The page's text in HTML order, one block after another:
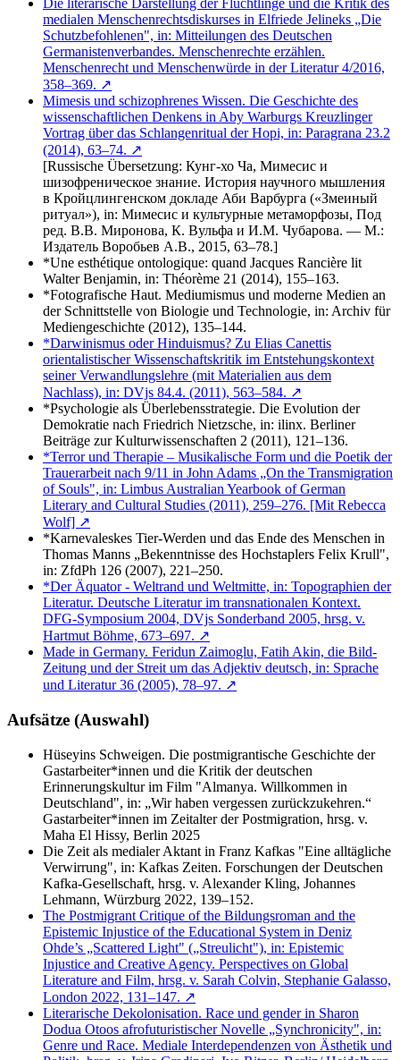
Die literarische Darstellung der Flüchtlinge und die Kritik des
medialen Menschenrechtsdiskurses in Elfriede Jelineks „Die
Schutzbefohlenen", in: Mitteilungen des Deutschen
Germanistenverbandes. Menschenrechte erzählen.
Menschenrecht und Menschenwürde in der Literatur 4/2016,
358–369. ↗
Mimesis und schizophrenes Wissen. Die Geschichte des
wissenschaftlichen Denkens in Aby Warburgs Kreuzlinger
Vortrag über das Schlangenritual der Hopi, in: Paragrana 23.2
(2014), 63–74. ↗
[Russische Übersetzung: Кунг-хо Ча, Мимесис и
шизофреническое знание. История научного мышления
в Кройцлингенском докладе Аби Варбурга («Змеиный
ритуал»), in: Мимесис и культурные метаморфозы, Под
ред. В.В. Миронова, К. Вульфа и И.М. Чубарова. — М.:
Издатель Воробьев А.В., 2015, 63–78.]
*Une esthétique ontologique: quand Jacques Rancière lit
Walter Benjamin, in: Théorème 21 (2014), 155–163.
*Fotografische Haut. Mediumismus und moderne Medien an
der Schnitt­stelle von Biologie und Technologie, in: Archiv für
Mediengeschichte (2012), 135–144.
*Darwinismus oder Hinduismus? Zu Elias Canettis
orientalistischer Wissen­schaftskritik im Entstehungskontext
seiner Verwandlungslehre (mit Materialien aus dem
Nachlass), in: DVjs 84.4. (2011), 563–584. ↗
*Psychologie als Überlebensstrategie. Die Evolution der
Demokratie nach Friedrich Nietzsche, in: ilinx. Berliner
Beiträge zur Kulturwissenschaften 2 (2011), 121–136.
*Terror und Therapie – Musikalische Form und die Poetik der
Trauerar­beit nach 9/11 in John Adams „On the Transmigration
of Souls", in: Limbus Australian Yearbook of German
Literary and Cultural Studies (2011), 259–276. [Mit Rebecca
Wolf] ↗
*Karnevaleskes Tier-Werden und das Ende des Menschen in
Thomas Manns „Bekenntnisse des Hochstaplers Felix Krull",
in: ZfdPh 126 (2007), 221–250.
*Der Äquator - Weltrand und Weltmitte, in: Topo­graphien der
Literatur. Deutsche Literatur im transnationalen Kon­text.
DFG-Symposium 2004, DVjs Sonderband 2005, hrsg. v.
Hartmut Böhme, 673–697. ↗
Made in Germany. Feridun Zaimoglu, Fatih Akin, die Bild-
Zeitung und der Streit um das Adjektiv deutsch, in: Sprache
und Literatur 36 (2005), 78–97. ↗
Aufsätze (Auswahl)
Hüseyins Schweigen. Die postmigrantische Geschichte der
Gastarbeiter*innen und die Kritik der deutschen
Erinnerungskultur im Film "Almanya. Willkommen in
Deutschland", in: „Wir haben vergessen zurückzukehren.“
Gastarbeiter*innen im Zeitalter der Postmigration, hrsg. v.
Maha El Hissy, Berlin 2025
Die Zeit als medialer Aktant in Franz Kafkas "Eine alltägliche
Verwirrung", in: Kafkas Zeiten. Forschungen der Deutschen
Kafka-Gesellschaft, hrsg. v. Alexander Kling, Johannes
Lehmann, Würzburg 2022, 139–152.
The Postmigrant Critique of the Bildungsroman and the
Epistemic Injustice of the Educational System in Deniz
Ohde’s „Scattered Light" („Streulicht"), in: Epistemic
Injustice and Creative Agency. Perspectives on Global
Literature and Film, hrsg. v. Sarah Colvin, Stephanie Galasso,
London 2022, 131–147. ↗
Literarische Dekolonisation. Race und gender in Sharon
Dodua Otoos afrofuturistischer Novelle „Synchronicity", in:
Genre und Race. Mediale Interdependenzen von Ästhetik und